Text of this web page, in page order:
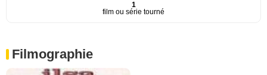
1
film ou série tourné
Filmographie